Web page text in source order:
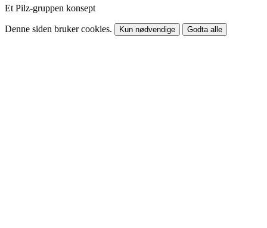
Et Pilz-gruppen konsept
Denne siden bruker cookies. Kun nødvendige Godta alle